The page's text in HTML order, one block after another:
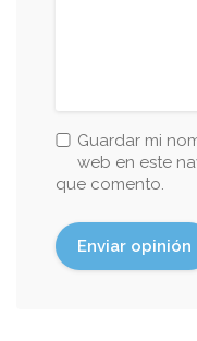
Guardar mi
web en este
que comento.